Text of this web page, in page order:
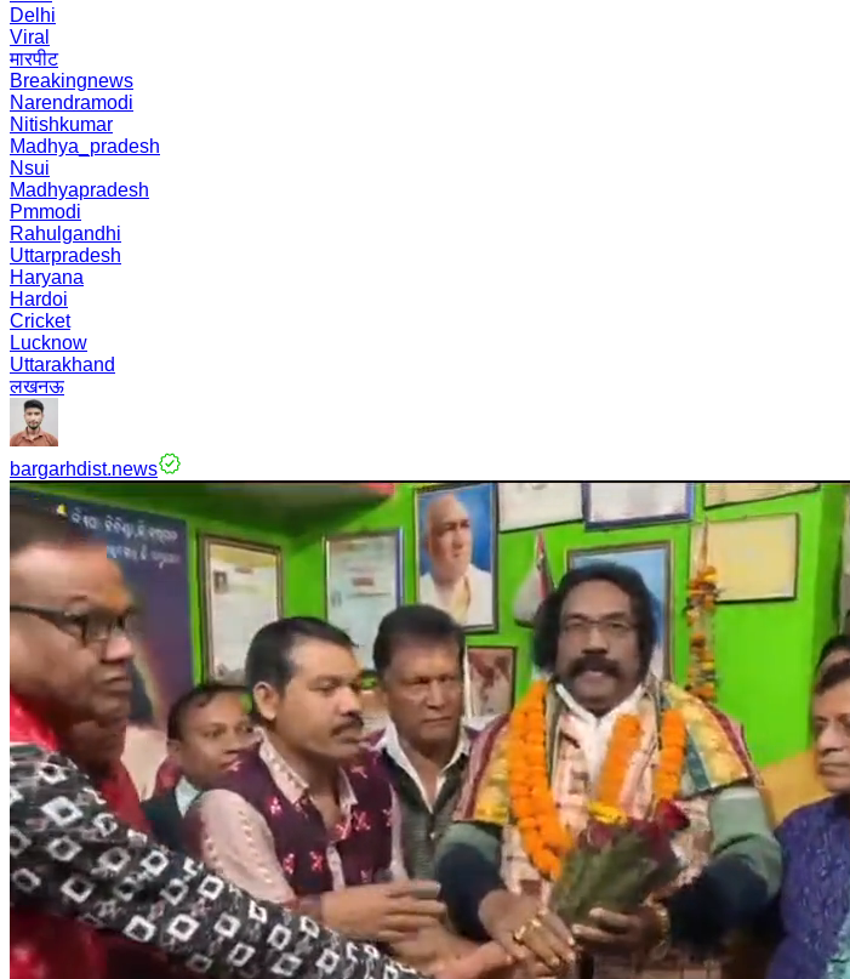
Delhi
Viral
मारपीट
Breakingnews
Narendramodi
Nitishkumar
Madhya_pradesh
Nsui
Madhyapradesh
Pmmodi
Rahulgandhi
Uttarpradesh
Haryana
Hardoi
Cricket
Lucknow
Uttarakhand
लखनऊ
bargarhdist.news